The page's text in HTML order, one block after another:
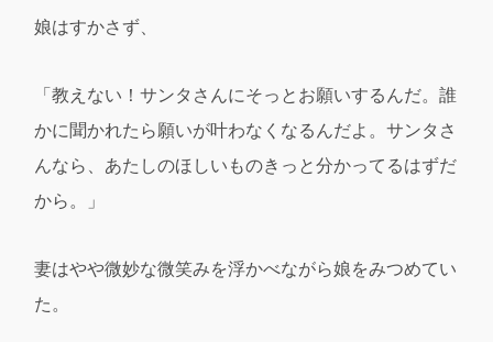
娘はすかさず、
「教えない！サンタさんにそっとお願いするんだ。誰
かに聞かれたら願いが叶わなくなるんだよ。サンタさ
んなら、あたしのほしいものきっと分かってるはずだ
から。」
妻はやや微妙な微笑みを浮かべながら娘をみつめてい
た。